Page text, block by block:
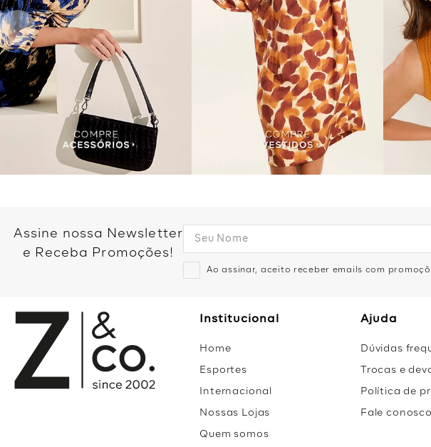
Assine nossa Newsletter
e Receba Promoções!
Ao assinar, aceito receber emails com
Institucional
Home
Esportes
Internacional
Nossas Lojas
Quem somos
Ajuda
Dúvidas
Trocas e
Política de
Fale conosco